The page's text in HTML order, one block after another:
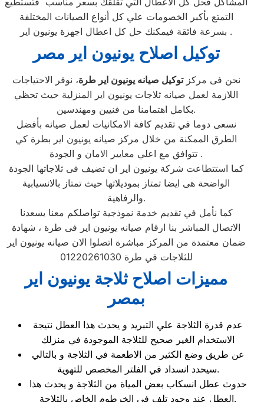
التمتع بأكبر الخصومات علي كل أنواع الصيانات المختلفة
بسرعة فائقة فيمكنك حل كل اعطال اجهزة يونيون اير .
توكيل اصلاح يونيون اير مصر
نحن فى مركزتوكيل صيانه يونيون اير طرة، نوفر الاحتياجات
اللازمة لعمل صيانه ثلاجات يونيون اير المنزلية حيث تحظي
بكامل اهتمامنا من فنيين ومهندسين.
نسعى دوما في تقديم كافة الامكانيات لعمل صيانه بأفضل
الطرق الممكنة من خلال مركز صيانه يونيون اير بطرة كي
تتوافق مع اعلي معايير الامان و الجودة .
كما استتطاعت شركة يونيون اير ان تضيف فى ثلاجاتها الجودة
الواضحة هى ايضا تمتاز بموديلاتها حيث تمتاز بالانسيابية
والرفاهية.
كما نأمل في تقديم خدمة نموذجية تواصلكم معنا يسعدنا
الاتصال المباشر بنا ارقام صيانه يونيون اير فى طرة ، شهادة
ضمان معتمدة من المركز مباشرة اتصلوا الان صيانه يونيون اير
للثلاجات في طرة 01220261030
مميزات اصلاح ثلاجة يونيون اير
بمصر
عدم قدرة الثلاجة علي التبريد و يحدث هذا العطل نتيجة
الاستخدام الغير صحيح للثلاجة الموجودة في منزلك
عن طريق وضع الكثير من الاطعمة في الثلاجة و بالتالي
سيحدد انسداد في الفلتر المخصص للتهوية.
حدوث عطل انسكاب بعض المياة من الثلاجة و يحدث هذا
العطل عند وجود تلف في الخرطوم الخاص بالثلاجة.